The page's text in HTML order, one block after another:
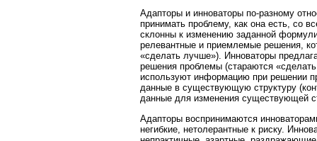
Адапторы и инноваторы по-разному
принимать проблему, как она есть, со
склонны к изменению заданной
релевантные и приемлемые решения,
«сделать лучше»). Инноваторы
решения проблемы (стараются
используют информацию при решении
данные в существующую структуру
данные для изменения существующей
Адапторы воспринимаются
негибкие, нетолерантные к риску.